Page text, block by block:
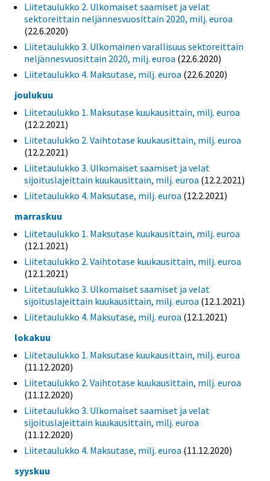
Liitetaulukko 2. Ulkomaiset saamiset ja velat
sektoreittain neljännesvuosittain 2020, milj. euroa
(22.6.2020)
Liitetaulukko 3. Ulkomainen varallisuus sektoreittain
neljännesvuosittain 2020, milj. euroa (22.6.2020)
Liitetaulukko 4. Maksutase, milj. euroa (22.6.2020)
joulukuu
Liitetaulukko 1. Maksutase kuukausittain, milj. euroa
(12.2.2021)
Liitetaulukko 2. Vaihtotase kuukausittain, milj. euroa
(12.2.2021)
Liitetaulukko 3. Ulkomaiset saamiset ja velat
sijoituslajeittain kuukausittain, milj. euroa (12.2.2021)
Liitetaulukko 4. Maksutase, milj. euroa (12.2.2021)
marraskuu
Liitetaulukko 1. Maksutase kuukausittain, milj. euroa
(12.1.2021)
Liitetaulukko 2. Vaihtotase kuukausittain, milj. euroa
(12.1.2021)
Liitetaulukko 3. Ulkomaiset saamiset ja velat
sijoituslajeittain kuukausittain, milj. euroa (12.1.2021)
Liitetaulukko 4. Maksutase, milj. euroa (12.1.2021)
lokakuu
Liitetaulukko 1. Maksutase kuukausittain, milj. euroa
(11.12.2020)
Liitetaulukko 2. Vaihtotase kuukausittain, milj. euroa
(11.12.2020)
Liitetaulukko 3. Ulkomaiset saamiset ja velat
sijoituslajeittain kuukausittain, milj. euroa
(11.12.2020)
Liitetaulukko 4. Maksutase, milj. euroa (11.12.2020)
syyskuu